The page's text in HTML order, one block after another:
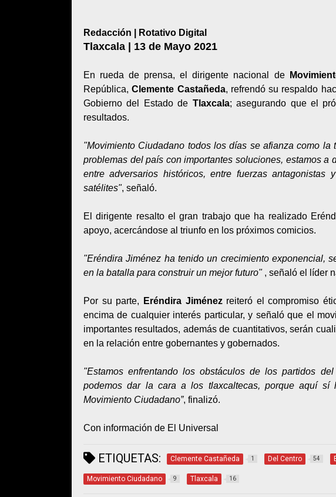
Redacción | Rotativo Digital
Tlaxcala | 13 de Mayo 2021
En rueda de prensa, el dirigente nacional de
República,Clemente Castañeda, refrendó su respaldo
Gobierno del Estado de Tlaxcala; asegurando que el
resultados.
"Movimiento Ciudadano todos los días se afianza como la
problemas del país con importantes soluciones, estamos a
entre adversarios históricos, entre fuerzas
satélites", señaló.
El dirigente resalto el gran trabajo que ha realizado
apoyo, acercándose al triunfo en los próximos comicios.
"Eréndira Jiménez ha tenido un crecimiento exponencial,
en la batalla para construir un mejor futuro", señaló el líder
Por su parte, Eréndira Jiménezreiteró el compromiso
encima de cualquier interés particular, y señaló que el
importantes resultados, además de cuantitativos, serán
en la relación entre gobernantes y gobernados.
"Estamos enfrentando los obstáculos de los partidos
podemos dar la cara a los tlaxcaltecas, porque aquí
Movimiento Ciudadano”, finalizó.
Con información de El Universal
ETIQUETAS: Clemente Castañeda 1 Del Centro 54
Movimiento Ciudadano 9 Tlaxcala 16